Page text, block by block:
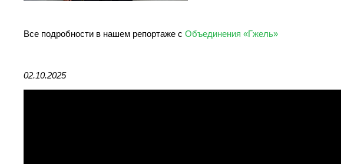
Все подробности в нашем репортаже с Объединения «Гжель»
02.10.2025